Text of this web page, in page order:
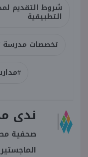
التطبيقية
تخصصات مدرسة MCV للتكنولوجيا التطبيقية
ندى
صحفية